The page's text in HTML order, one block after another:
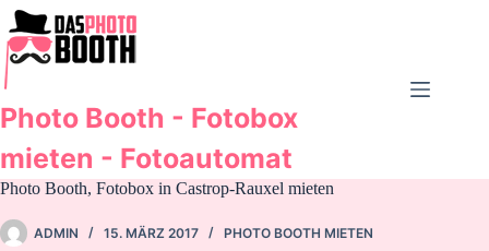
Zum
Inhalt
springen
Photo Booth - Fotobox
mieten - Fotoautomat
Photo Booth, Fotobox in Castrop-Rauxel mieten
ADMIN 15. MÄRZ 2017 PHOTO BOOTH MIETEN